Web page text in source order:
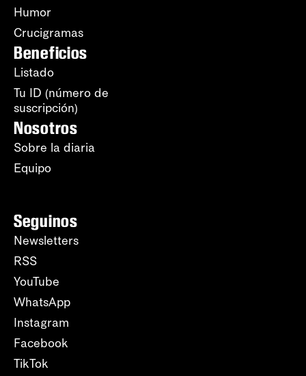
Humor
Crucigramas
Beneficios
Listado
Tu ID (número de
suscripción)
Nosotros
Sobre la diaria
Equipo
Seguinos
Newsletters
RSS
YouTube
WhatsApp
Instagram
Facebook
TikTok